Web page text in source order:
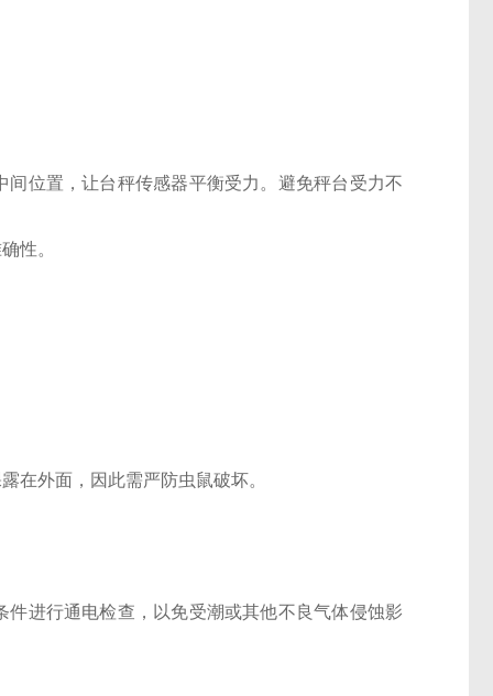
间位置，让台秤传感器平衡受力。避免秤台受力不
性。
在外面，因此需严防虫鼠破坏。
件进行通电检查，以免受潮或其他不良气体侵蚀影